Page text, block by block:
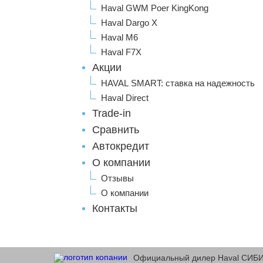
Haval GWM Poer KingKong
Haval Dargo X
Haval M6
Haval F7X
Акции
HAVAL SMART: ставка на надежность
Haval Direct
Trade-in
Сравнить
Автокредит
О компании
Отзывы
О компании
Контакты
Официальный дилер Haval